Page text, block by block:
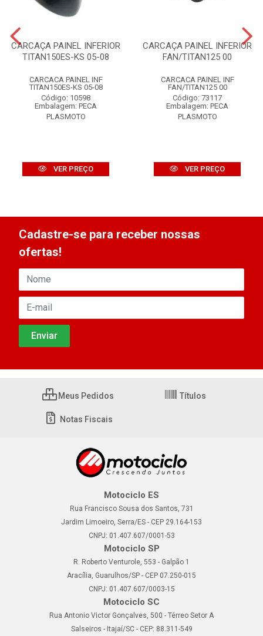
CARCAÇA PAINEL INFERIOR
TITAN150ES-KS 05-08
CARCACA PAINEL INF
TITAN150ES-KS 05-08
Código: 10598
Embalagem: PECA
PLASMOTO
VER PREÇO
CARCAÇA PAINEL INFERIOR
FAN/TITAN125 00
CARCACA PAINEL INF
FAN/TITAN125 00
Código: 73117
Embalagem: PECA
PLASMOTO
VER PREÇO
Cadastre-se para receber nossas
ofertas!
Meus Pedidos Títulos
Notas Fiscais
Motociclo ES
Rua Francisco Sousa dos Santos, 731
Jardim Limoeiro, Serra/ES - CEP 29.164-153
CNPJ: 01.407.607/0001-53
Motociclo SP
R. Roberto Venturole, 553 - Galpão 1
Aracília, Guarulhos/SP - CEP 07.250-015
CNPJ: 01.407.607/0003-15
Motociclo SC
Rua Antonio Victor Gonçalves, 500 - Térreo Setor A
Salseiros - Itajaí/SC - CEP: 88.311-549